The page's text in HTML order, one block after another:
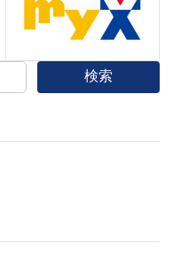
検索